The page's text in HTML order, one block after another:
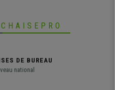
CHAISEPRO
DE BUREAU
national